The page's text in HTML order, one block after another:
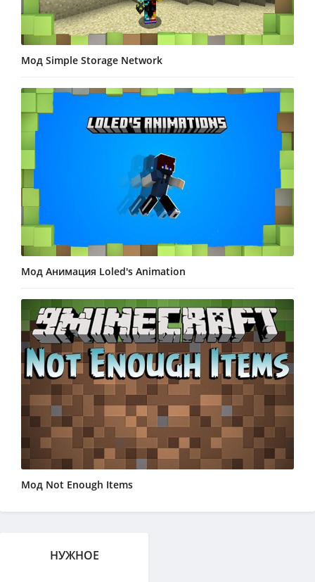
Мод Simple Storage Network
Мод Анимация Loled's Animation
Мод Not Enough Items
НУЖНОЕ